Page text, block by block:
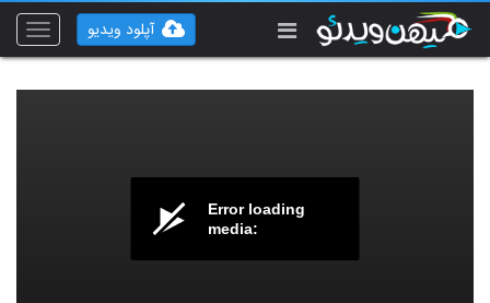
Toggle
آپلود ویدیو
Error loading
media: